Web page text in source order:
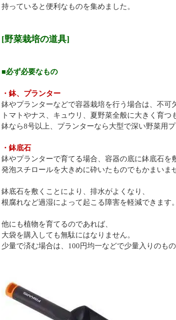
持っていると便利なものを集めました。
[野菜栽培の道具]
■必ず必要なもの
・鉢、プランター
鉢やプランターなどで容器栽培を行う場合は、不可
トマトやナス、キュウリ、夏野菜全般に大きく育つ
鉢なら8号以上、プランターなら大型で深い野菜用
・鉢底石
鉢やプランターで育てる場合、容器の底に鉢底石を
発泡スチロールを大きめに砕いたものでもかまいま
鉢底石を敷くことにより、排水がよくなり、
根腐れなど過湿によって起こる障害を軽減できます。
他にも植物を育てるのであれば、
大袋を購入しても無駄にはなりません。
少量で済む場合は、100円均一などで少量入りのも